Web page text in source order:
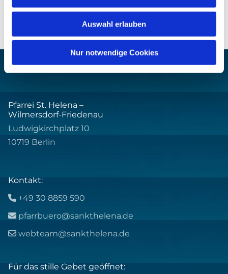
Auswahl erlauben
Nur notwendige Cookies
Pfarrei St. Helena –
Wilmersdorf-Friedenau
Ludwigkirchplatz 10
10719 Berlin
Kontakt:
 +49 30 8859 590
 pfarrbuero@sankthelena.de
 webteam@sankthelena.de
Für das stille Gebet geöffnet: